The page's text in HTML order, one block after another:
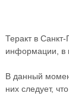
Теракт в
информации, в
В данный
них следует,